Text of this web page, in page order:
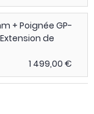
+ Poignée GP-
Extension de
1 499,00 €